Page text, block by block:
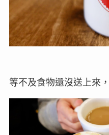
等不及食物還沒送上來